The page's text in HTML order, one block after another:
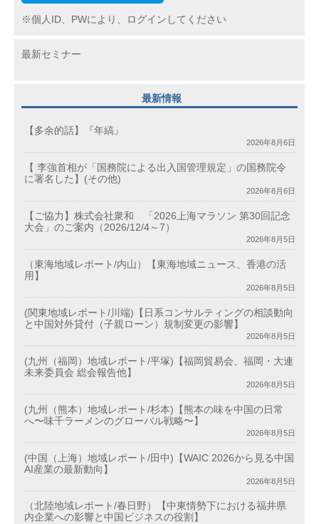
※個人ID、PWにより、ログインしてください
最新セミナー
最新情報
【多余的話】『年縞』
2026年8月6日
【 李強首相が「国務院による出入国管理規定」の国務院令
に署名した】(その他)
2026年8月6日
【ご協力】株式会社衆和 「2026上海マラソン 第30回記念
大会」のご案内（2026/12/4～7）
2026年8月5日
（東海地域レポート/内山）【東海地域ニュース、香港の活
用】
2026年8月5日
(関東地域レポート/川端)【日系コンサルティングの相談動向
と中国対外貸付（子親ローン）規制変更の影響】
2026年8月5日
(九州（福岡）地域レポート/平塚)【福岡貿易会、福岡・大連
未来委員会 総会報告他】
2026年8月5日
(九州（熊本）地域レポート/杉本)【熊本の味を中国の日常
へ〜味千ラーメンのグローバル戦略〜】
2026年8月5日
(中国（上海）地域レポート/田中)【WAIC 2026から見る中国
AI産業の最新動向】
2026年8月5日
（北陸地域レポート/春日野）【中東情勢下における福井県
内企業への影響と中国ビジネスの役割】